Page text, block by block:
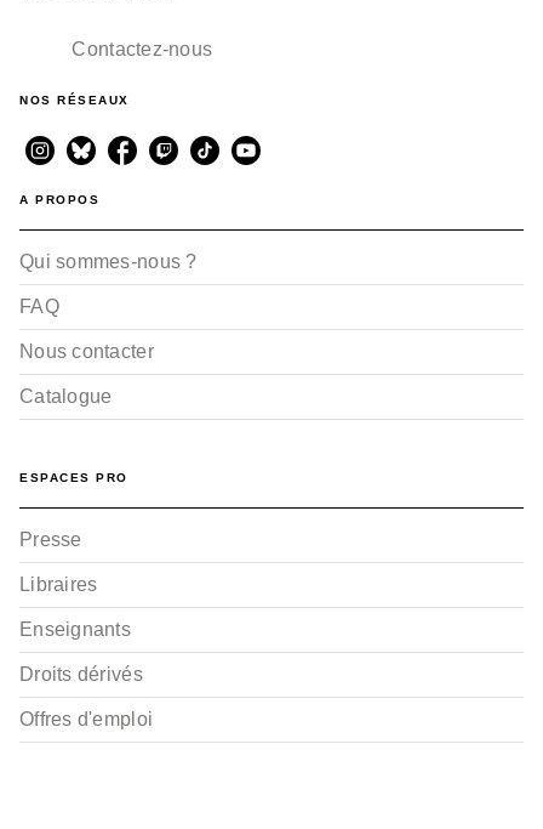
Contactez-nous
NOS RÉSEAUX
A PROPOS
Qui sommes-nous ?
FAQ
Nous contacter
Catalogue
ESPACES PRO
Presse
Libraires
Enseignants
Droits dérivés
Offres d'emploi